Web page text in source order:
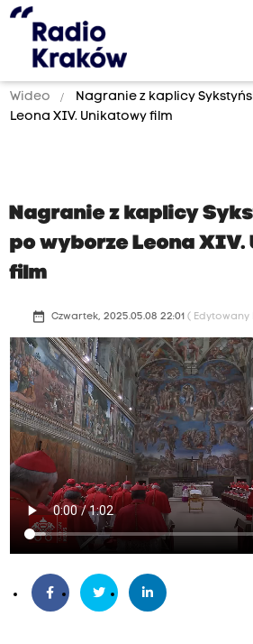
Wideo
Nagranie z kaplicy
Leona XIV. Unikatowy film
Nagranie z kaplicy
po wyborze Leona XIV.
film
date_range Czwartek, 2025.05.08 22:01 ( Edytowany